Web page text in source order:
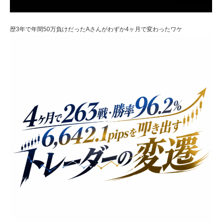
歴3年で年間50万負けだったAさんがわずか4ヶ月で変わったワケ